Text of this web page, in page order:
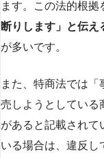
ます。この法的根拠
断りします」と伝え
が多いです​​。
また、特商法では
売しようとしている
があると記載されて
いる場合は、違反し